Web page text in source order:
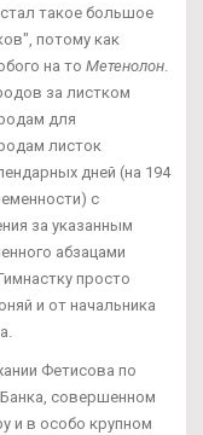
такое большое
потому как
на то Метенолон.
за листком
для
листок
дней (на 194
с
за указанным
абзацами
просто
и от начальника
Фетисова по
совершенном
и в особо крупном